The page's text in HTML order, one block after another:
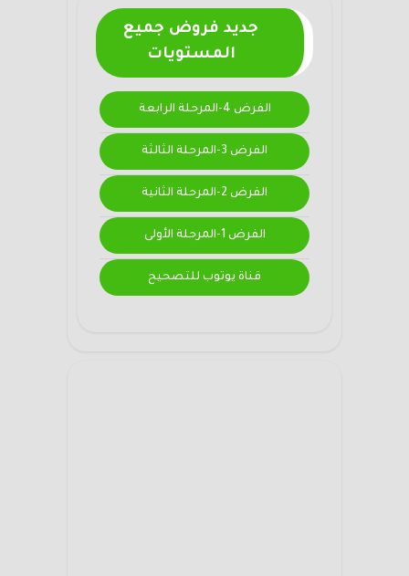
جديد فروض جميع
المستويات
الفرض 4-المرحلة الرابعة
الفرض 3-المرحلة الثالثة
الفرض 2-المرحلة الثانية
الفرض 1-المرحلة الأولى
قناة يوتوب للتصحيح